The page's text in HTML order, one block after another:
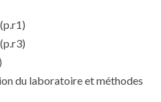
(p.r1)
(p.r3)
du laboratoire et méthodes